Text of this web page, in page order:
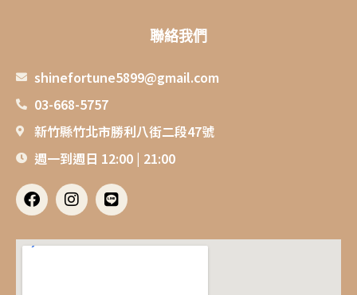
聯絡我們
shinefortune5899@gmail.com
03-668-5757
新竹縣竹北市勝利八街二段47號
週一到週日 12:00 | 21:00